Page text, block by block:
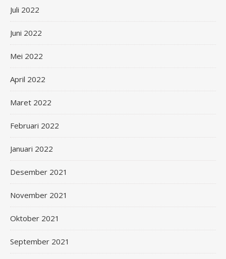
Juli 2022
Juni 2022
Mei 2022
April 2022
Maret 2022
Februari 2022
Januari 2022
Desember 2021
November 2021
Oktober 2021
September 2021